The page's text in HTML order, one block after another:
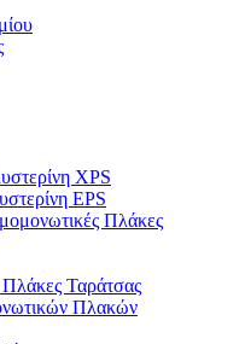
XPS
EPS
Πλάκες
Ταράτσας
Πλακών